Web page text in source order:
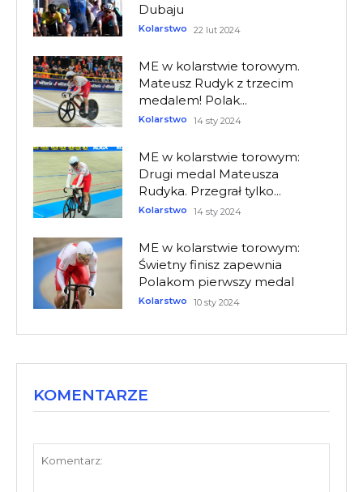
Dubaju
Kolarstwo 22 lut 2024
ME w kolarstwie torowym.
Mateusz Rudyk z trzecim
medalem! Polak...
Kolarstwo 14 sty 2024
ME w kolarstwie torowym:
Drugi medal Mateusza
Rudyka. Przegrał tylko...
Kolarstwo 14 sty 2024
ME w kolarstwie torowym:
Świetny finisz zapewnia
Polakom pierwszy medal
Kolarstwo 10 sty 2024
KOMENTARZE